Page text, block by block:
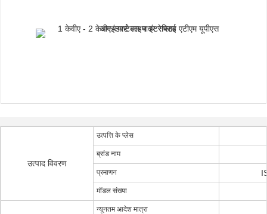
उत्पाद विवरण
उत्पत्ति के प्लेस
ब्रांड नाम
प्रमाणन
मॉडल संख्या
न्यूनतम आदेश मात्रा